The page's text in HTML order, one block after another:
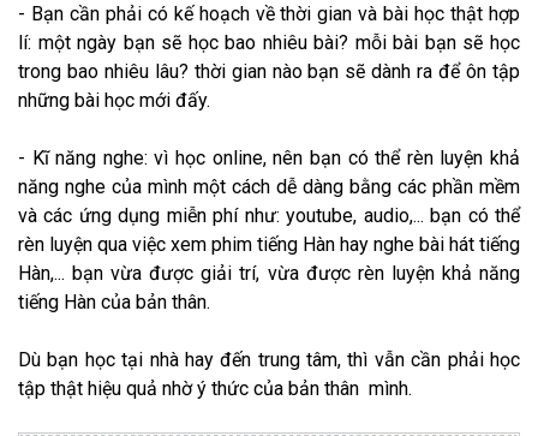
- Bạn cần phải có kế hoạch về thời gian và bài học thật hợp
lí: một ngày bạn sẽ học bao nhiêu bài? mỗi bài bạn sẽ học
trong bao nhiêu lâu? thời gian nào bạn sẽ dành ra để ôn tập
những bài học mới đấy.
- Kĩ năng nghe: vì học online, nên bạn có thể rèn luyện khả
năng nghe của mình một cách dễ dàng bằng các phần mềm
và các ứng dụng miễn phí như: youtube, audio,... bạn có thể
rèn luyện qua việc xem phim tiếng Hàn hay nghe bài hát tiếng
Hàn,... bạn vừa được giải trí, vừa được rèn luyện khả năng
tiếng Hàn của bản thân.
Dù bạn học tại nhà hay đến trung tâm, thì vẫn cần phải học
tập thật hiệu quả nhờ ý thức của bản thân mình.